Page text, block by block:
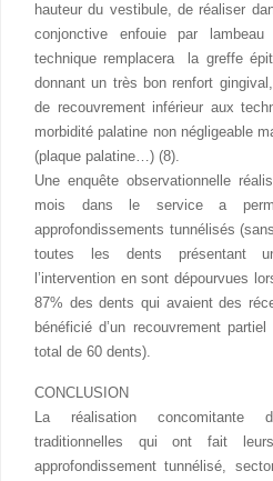
hauteur du vestibule, de réaliser
conjonctive enfouie par
technique remplacera la greffe
donnant un très bon renfort
de recouvrement inférieur aux
morbidité palatine non négligeable
(plaque palatine…) (8).
Une enquête observationnelle
mois dans le service a
approfondissements tunnélisés
toutes les dents présentant
l’intervention en sont dépourvues
87% des dents qui avaient des
bénéficié d’un recouvrement
total de 60 dents).
CONCLUSION
La réalisation concomitante
traditionnelles qui ont fait
approfondissement tunnélisé,